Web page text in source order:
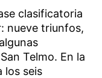
clasificatoria
nueve triunfos,
Telmo. En la
los seis